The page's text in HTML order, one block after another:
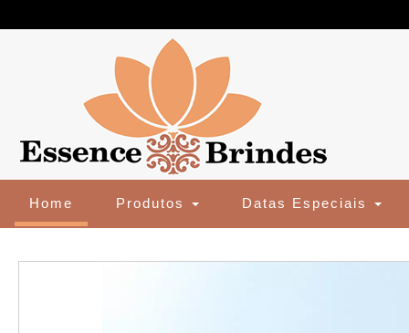
Home (current)Produtos Datas Especiais